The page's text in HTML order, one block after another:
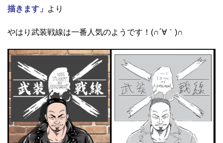
描きます」
より
やはり武装戦線は一番人気のようです！(∩´∀｀)∩